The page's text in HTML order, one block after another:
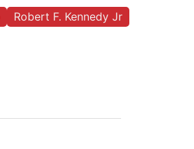
Robert F. Kennedy Jr